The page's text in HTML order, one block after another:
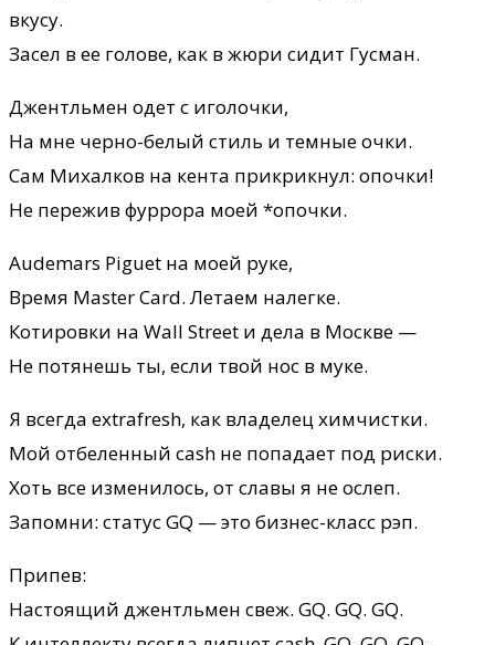
вкусу.
Засел в ее голове, как в жюри сидит Гусман.
Джентльмен одет с иголочки,
На мне черно-белый стиль и темные очки.
Сам Михалков на кента прикрикнул: опочки!
Не пережив фуррора моей *опочки.
Audemars Piguet на моей руке,
Время Master Card. Летаем налегке.
Котировки на Wall Street и дела в Москве —
Не потянешь ты, если твой нос в муке.
Я всегда extrafresh, как владелец химчистки.
Мой отбеленный cash не попадает под риски.
Хоть все изменилось, от славы я не ослеп.
Запомни: статус GQ — это бизнес-класс рэп.
Припев:
Настоящий джентльмен свеж. GQ. GQ. GQ.